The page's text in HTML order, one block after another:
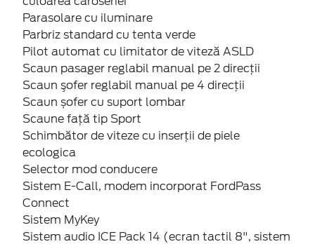
Parasolare cu iluminare
Parbriz standard cu tenta verde
Pilot automat cu limitator de viteză ASLD
Scaun pasager reglabil manual pe 2 direcții
Scaun şofer reglabil manual pe 4 direcții
Scaun șofer cu suport lombar
Scaune faţă tip Sport
Schimbător de viteze cu inserţii de piele
ecologica
Selector mod conducere
Sistem E-Call, modem incorporat FordPass
Connect
Sistem MyKey
Sistem audio ICE Pack 14 (ecran tactil 8", sistem